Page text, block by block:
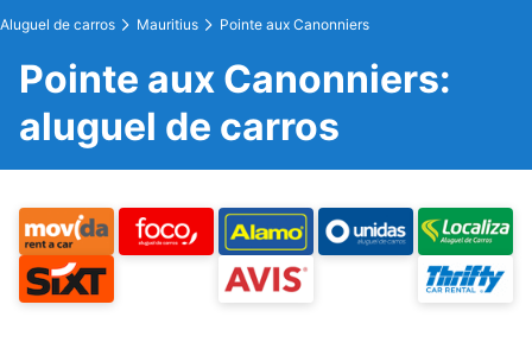
Aluguel de carros Mauritius Pointe aux Canonniers
Pointe aux Canonniers:
aluguel de carros